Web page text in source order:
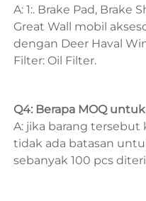
A: 1:. Brake Pad, Brake
Great Wall mobil
dengan Deer Haval
Filter: Oil Filter.
Q4: Berapa MOQ
A: jika barang
tidak ada batasan
sebanyak 100 pcs